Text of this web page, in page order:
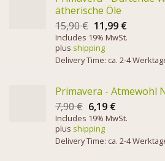
ätherische Öle
15,90€ 11,99 €
Includes 19% MwSt.
plus shipping
Delivery Time: ca. 2-4
Primavera - Atmewohl
7,90€ 6,19 €
Includes 19% MwSt.
plus shipping
Delivery Time: ca. 2-4